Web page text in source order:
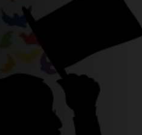
BLOG